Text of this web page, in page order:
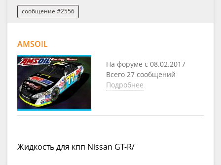
сообщение #2556
AMSOIL
На форуме с 08.02.2017
Всего 27 сообщений
Подробнее
Жидкость для кпп Nissan GT-R/